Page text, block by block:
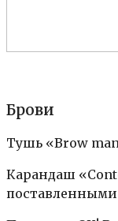
Брови
Тушь «Brow
Карандаш
поставленными